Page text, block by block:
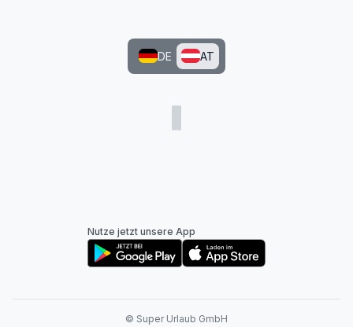
DE AT
Nutze jetzt unsere App
© Super Urlaub GmbH